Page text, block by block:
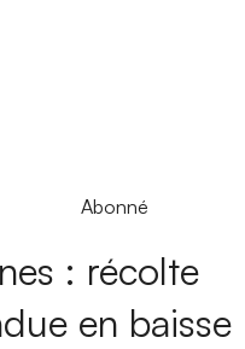
Abonné
: récolte
en baisse